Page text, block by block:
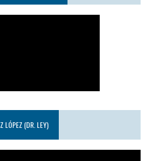
LÓPEZ (DR. LEY)